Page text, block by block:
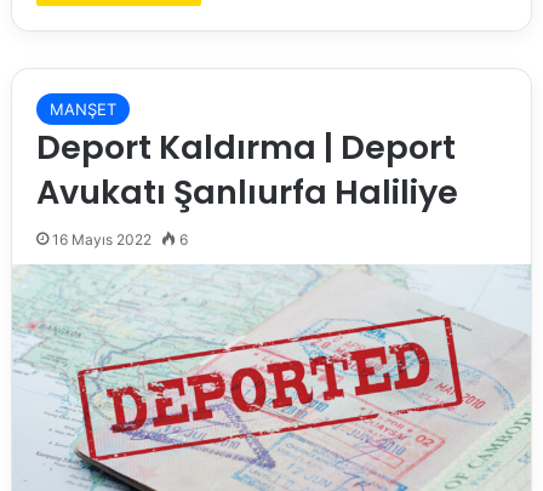
MANŞET
Deport Kaldırma | Deport
Avukatı Şanlıurfa Haliliye
16 Mayıs 2022 6